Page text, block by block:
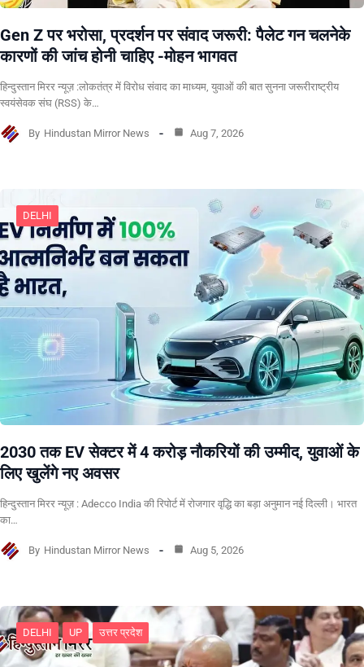
Gen Z पर भरोसा, प्रदर्शन पर संवाद जरूरी: पैलेट गन चलनेके
कारणों की जांच होनी चाहिए -मोहन भागवत
हिन्दुस्तान मिरर न्यूज़ :लोकतंत्र में विरोध संवाद का माध्यम, युवाओं की बात सुनना जरूरीराष्ट्रीय
स्वयंसेवक संघ (RSS) के…
By Hindustan Mirror News Aug 7, 2026
DELHI
2030 तक EV सेक्टर में 4 करोड़ नौकरियों की उम्मीद, युवाओं के
लिए खुलेंगे नए अवसर
हिन्दुस्तान मिरर न्यूज़ : Adecco India की रिपोर्ट में रोजगार वृद्धि का बड़ा अनुमान नई दिल्ली। भारत
का…
By Hindustan Mirror News Aug 5, 2026
DELHI UP उत्तर प्रदेश